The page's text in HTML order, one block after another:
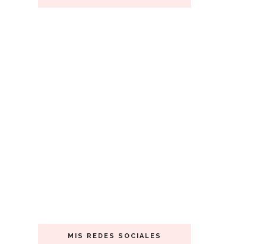
MIS REDES SOCIALES